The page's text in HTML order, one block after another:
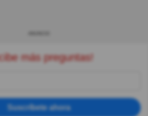
más preguntas!
Suscríbete ahora